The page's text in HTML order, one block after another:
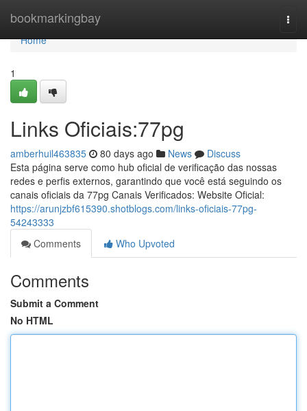
bookmarkingbay
Home
Home
1
Links Oficiais:77pg
amberhuil463835 80 days ago News
Discuss
Esta página serve como hub oficial de verificação das nossas
redes e perfis externos, garantindo que você está seguindo os
canais oficiais da 77pg Canais Verificados: Website Oficial:
https://arunjzbf615390.shotblogs.com/links-oficiais-77pg-
54243333
Comments
Who Upvoted
Comments
Submit a Comment
No HTML